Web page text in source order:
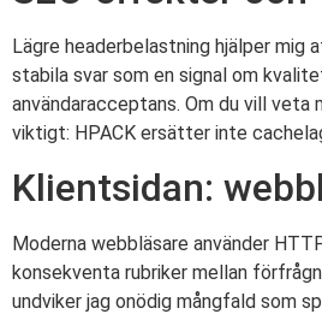
Lägre headerbelastning hjälper mig
stabila svar som en signal om
användaracceptans. Om du vill
viktigt: HPACK ersätter inte
Klientsidan:
Moderna webbläsare använder
konsekventa rubriker mellan
undviker jag onödig mångfald som